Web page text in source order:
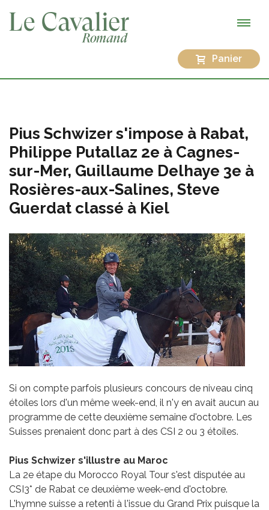
Panier
Pius Schwizer s'impose à Rabat,
Philippe Putallaz 2e à Cagnes-
sur-Mer, Guillaume Delhaye 3e à
Rosières-aux-Salines, Steve
Guerdat classé à Kiel
Si on compte parfois plusieurs concours de niveau cinq
étoiles lors d'un même week-end, il n'y en avait aucun au
programme de cette deuxième semaine d'octobre. Les
Suisses prenaient donc part à des CSI 2 ou 3 étoiles.
Pius Schwizer s'illustre au Maroc
La 2e étape du Morocco Royal Tour s'est disputée au
CSI3* de Rabat ce deuxième week-end d'octobre.
L'hymne suisse a retenti à l'issue du Grand Prix puisque la